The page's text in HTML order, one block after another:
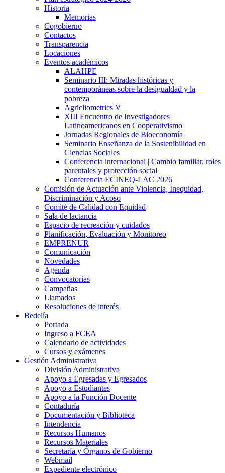
Historia
Memorias
Cogobierno
Contactos
Transparencia
Locaciones
Eventos académicos
ALAHPE
Seminario III: Miradas históricas y
contemporáneas sobre la desigualdad y la
pobreza
Agricliometrics V
XIII Encuentro de Investigadores
Latinoamericanos en Cooperativismo
Jornadas Regionales de Bioeconomía
Seminario Enseñanza de la Sostenibilidad en
Ciencias Sociales
Conferencia internacional | Cambio familiar, roles
parentales y protección social
Conferencia ECINEQ-LAC 2026
Comisión de Actuación ante Violencia, Inequidad,
Discriminación y Acoso
Comité de Calidad con Equidad
Sala de lactancia
Espacio de recreación y cuidados
Planificación, Evaluación y Monitoreo
EMPRENUR
Comunicación
Novedades
Agenda
Convocatorias
Campañas
Llamados
Resoluciones de interés
Bedelía
Portada
Ingreso a FCEA
Calendario de actividades
Cursos y exámenes
Gestión Administrativa
División Administrativa
Apoyo a Egresadas y Egresados
Apoyo a Estudiantes
Apoyo a la Función Docente
Contaduría
Documentación y Biblioteca
Intendencia
Recursos Humanos
Recursos Materiales
Secretaría y Órganos de Gobierno
Webmail
Expediente electrónico